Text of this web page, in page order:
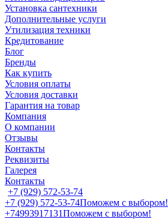
Установка сантехники
Дополнительные услуги
Утилизация техники
Кредитование
Блог
Бренды
Как купить
Условия оплаты
Условия доставки
Гарантия на товар
Компания
О компании
Отзывы
Контакты
Реквизиты
Галерея
Контакты
+7 (929) 572-53-74
+7 (929) 572-53-74Поможем с выбором!
+74993917131Поможем с выбором!